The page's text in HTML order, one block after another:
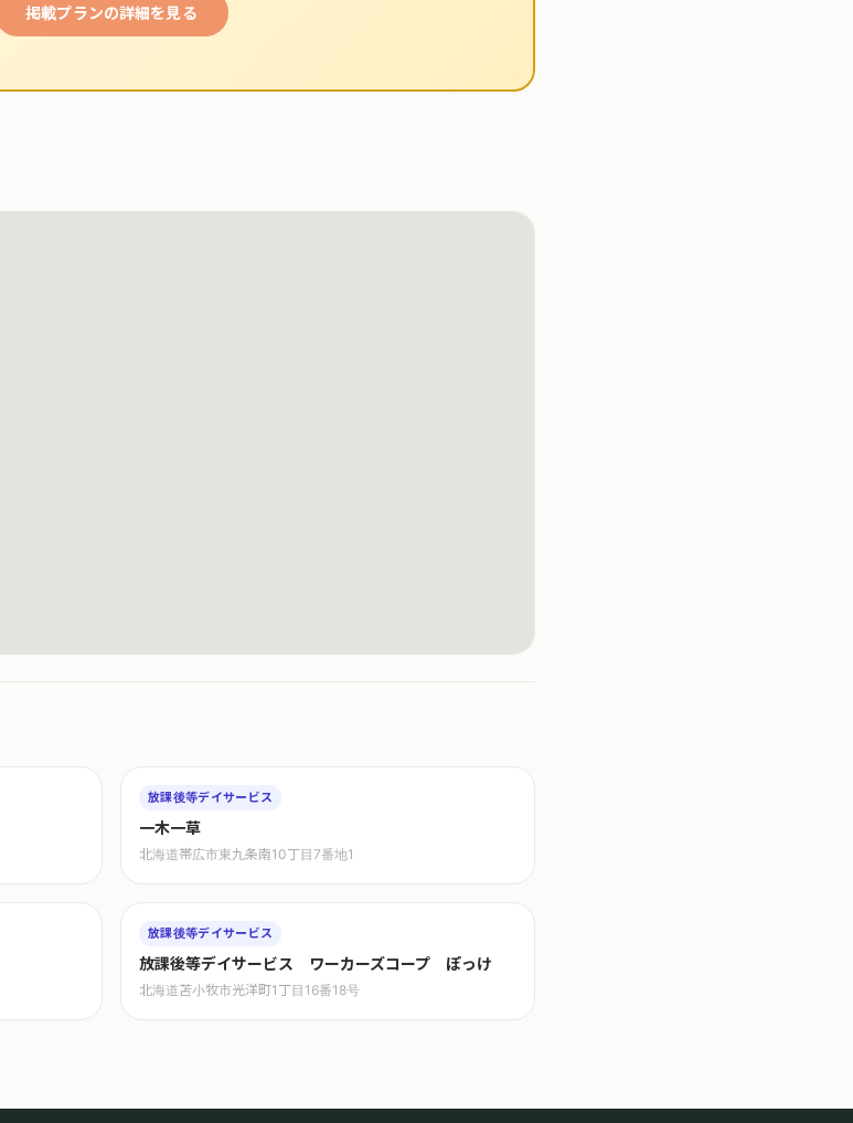
掲載プランの詳細を見る
放課後等デイサービス
一木一草
北海道帯広市東九条南10丁目7番地1
放課後等デイサービス
放課後等デイサービス ワーカーズコープ ぽっけ
北海道苫小牧市光洋町1丁目16番18号